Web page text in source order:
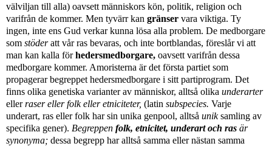
välviljan till alla) oavsett människors kön, politik, religion och
varifrån de kommer. Men tyvärr kan gränser vara viktiga. Ty
ingen, inte ens Gud verkar kunna lösa alla problem. De medborgare
som stöderatt vår ras bevaras, och inte bortblandas, föreslår vi att
man kan kalla förhedersmedborgare, oavsett varifrån dessa
medborgare kommer. Amoristerna är det första partiet som
propagerar begreppet hedersmedborgare i sitt partiprogram. Det
finns olika genetiska varianter av människor, alltså olika underarter
eller raser eller folk eller etniciteter, (latin subspecies. Varje
underart, ras eller folk har sin unika genpool, alltså uniksamling av
specifika gener). Begreppen folk, etnicitet, underart och ras är
synonyma; dessa begrepp har alltså samma eller nästan samma